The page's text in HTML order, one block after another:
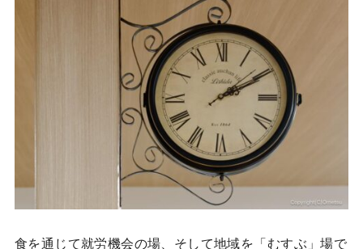
食を通じて就労機会の場、そして地域を「むすぶ」場で